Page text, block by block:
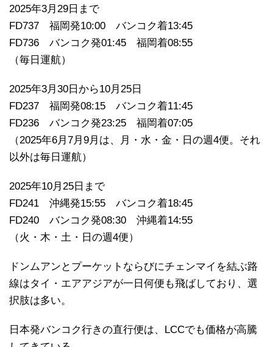
2025年3月29日まで
FD737 福岡発10:00 バンコク着13:45
FD736 バンコク発01:45 福岡着08:55
（毎日運航）
2025年3月30日から10月25日
FD237 福岡発08:15 バンコク着11:45
FD236 バンコク発23:25 福岡着07:05
（2025年6月7月9月は、月・水・金・日の週4便。それ
以外は毎日運航）
2025年10月25日まで
FD241 沖縄発15:55 バンコク着18:45
FD240 バンコク発08:30 沖縄着14:55
（火・木・土・日の週4便）
ドンムアンとプーケットならびにチェンマイを結ぶ路
線はタイ・エアアジアが一日何便も飛ばしており、選
択肢は多い。
日本発バンコク行きの直行便は、LCCでも価格が高騰